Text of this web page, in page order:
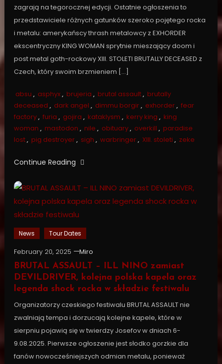
zagrają na tegorocznej edycji. Ostatnie ogłoszenia to
przedstawiciele różnych gatunków szeroko pojętego rocka
i metalu: amerykańscy thrash metalowcy z EXHORDER
ekscentryczny KING WOMAN sprytnie mieszający doom i
post metal goth-rockowy XIII. STOLETI BRUTALLY DECEASED z
Czech, który swoim brzmieniem […]
absu , asphyx, brujeria , brutal assault, brutally
deceased , dark angel , dimmu borgir, exhorder, fear
factory, furia , gojira , kataklysm , kerry king , king
woman , mastodon , nile , obituary, overkill , paradise
lost, pig destroyer, sigh , warbringer, XIII. stoleti , zeke
Continue Reading
News Tour Dates
February 20, 2025
Miro
BRUTAL ASSAULT – ILL NINO zamiast
DEVILDRIVER, kolejna polska kapela oraz
legenda shock rocka w składzie festiwalu
Organizatorzy czeskiego festiwalu BRUTAL ASSAULT nie
zwalniają tempa i dorzucają kolejne kapele, które w
sierpniu pojawią się w twierdzy Josefov w dniach 6-
9.08.2025. Pierwsze ogłoszenie jest słodko gorzkie dla
fanów nowocześniejszych odmian metalu, ponieważ